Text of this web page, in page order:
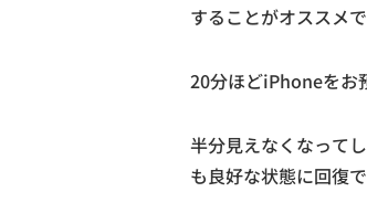
することがオススメで
20分ほどiPhoneをお
半分見えなくなって
も良好な状態に回復で